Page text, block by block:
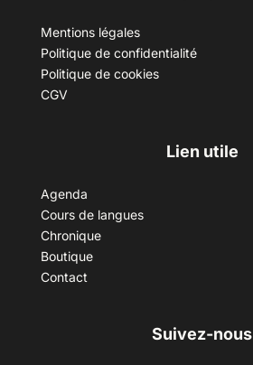
Mentions légales
Politique de confidentialité
Politique de cookies
CGV
Lien utile
Agenda
Cours de langues
Chronique
Boutique
Contact
Suivez-nous